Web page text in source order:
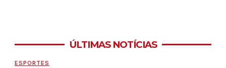
ÚLTIMAS NOTÍCIAS
ESPORTES